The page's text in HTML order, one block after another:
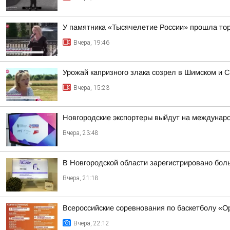
У памятника «Тысячелетие России» прошла
Вчера, 19:46
Урожай капризного злака созрел в Шимском и
Вчера, 15:23
Новгородские экспортеры выйдут на
Вчера, 23:48
В Новгородской области зарегистрировано
Вчера, 21:18
Всероссийские соревнования по баскетболу
Вчера, 22:12